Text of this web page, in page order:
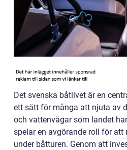
Det svenska båtlivet är en
ett sätt för många att njuta av
och vattenvägar som landet
spelar en avgörande roll för
under båtturen. Genom att